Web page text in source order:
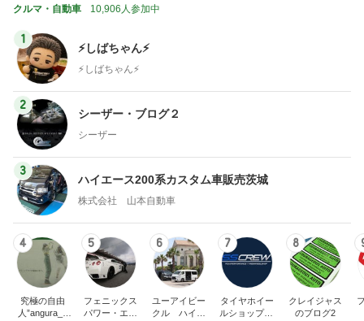
クルマ・自動車 10,906人参加中
1
⚡️しばちゃん⚡
⚡️しばちゃん⚡️
2
シーザー・ブログ２
シーザー
3
ハイエース200系カスタム車販売茨城
株式会社 山本自動車
4
究極の自由
人”angura_0
5
フェニックス
パワー・エチ
6
ユーアイビー
クル ハイエ
7
タイヤホイー
ルショップSS
8
クレイジャス
のブログ2